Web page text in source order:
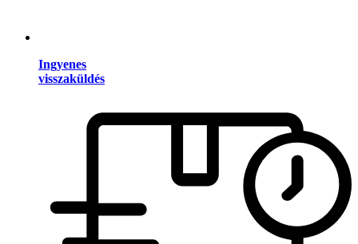
Ingyenes
visszaküldés